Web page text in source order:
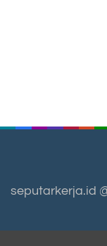
seputarkerja.id